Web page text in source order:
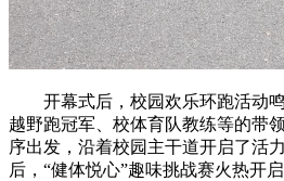
开幕式后，校园欢乐环跑活动
越野跑冠军、校体育队教练等的带
序出发，沿着校园主干道开启了活
后，“健体悦心”趣味挑战赛火热开